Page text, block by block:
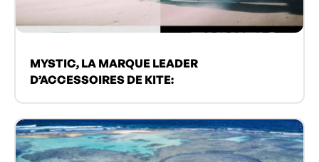
MYSTIC, LA MARQUE LEADER
D’ACCESSOIRES DE KITE: